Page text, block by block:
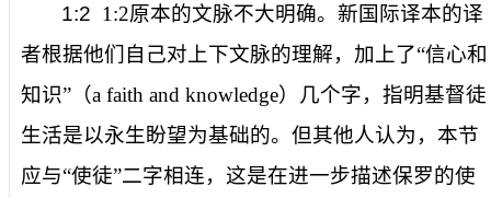
1:2 1:2原本的文脉不大明确。新国际译本的译
者根据他们自己对上下文脉的理解，加上了“信心和
知识”（a faith and knowledge）几个字，指明基督徒
生活是以永生盼望为基础的。但其他人认为，本节
应与“使徒”二字相连，这是在进一步描述保罗的使